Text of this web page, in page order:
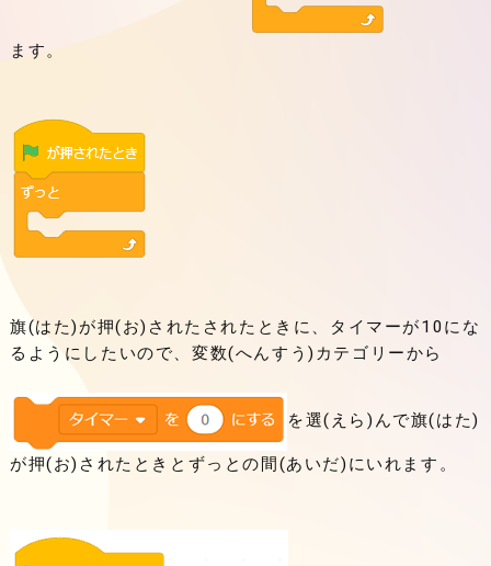
ます。
旗(はた)が押(お)されたされたときに、タイマーが10にな
るようにしたいので、変数(へんすう)カテゴリーから
を選(えら)んで旗(はた)
が押(お)されたときとずっとの間(あいだ)にいれます。